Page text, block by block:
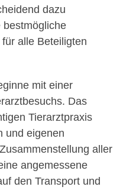
dazu
bestmögliche
alle Beteiligten
mit einer
Das
Tierarztpraxis
und eigenen
aller
angemessene
den Transport und